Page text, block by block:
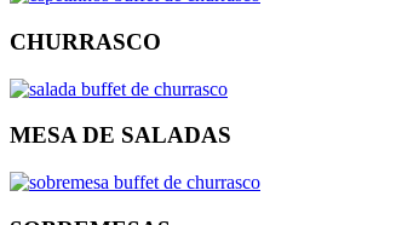
CHURRASCO
MESA DE SALADAS